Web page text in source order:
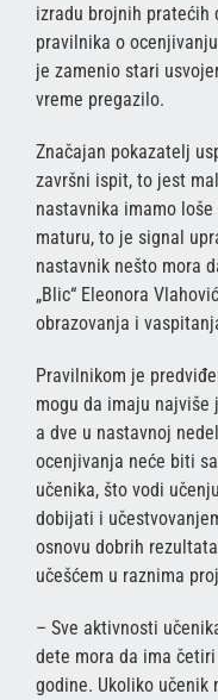
izradu brojnih pratećih
pravilnika o
je zamenio stari
vreme pregazilo.
Značajan pokazatelj
završni ispit, to jest
nastavnika imamo
maturu, to je signal
nastavnik nešto mora
„Blic“ Eleonora
obrazovanja i
Pravilnikom je
mogu da imaju najviše
a dve u nastavnoj
ocenjivanja neće biti
učenika, što vodi
dobijati i
osnovu dobrih
učešćem u raznima
– Sve aktivnosti
dete mora da ima
godine. Ukoliko učenik